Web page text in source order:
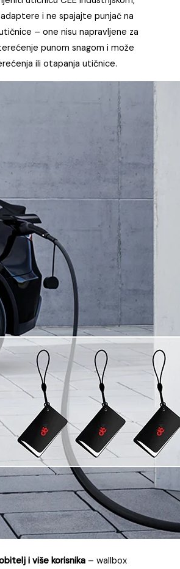
i ne spajajte punjač na
– one nisu napravljene za
punom snagom i može
ili otapanja utičnice.
i više korisnika – wallbox